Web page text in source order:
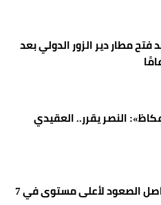
فتح مطار دير الزور الدولي بعد
النصر يقرر.. العقيدي
الذهب يواصل الصعود لأعلى مستوى في 7